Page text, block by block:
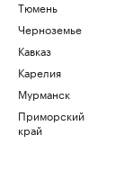
Тюмень
Черноземье
Кавказ
Карелия
Мурманск
Приморский
край